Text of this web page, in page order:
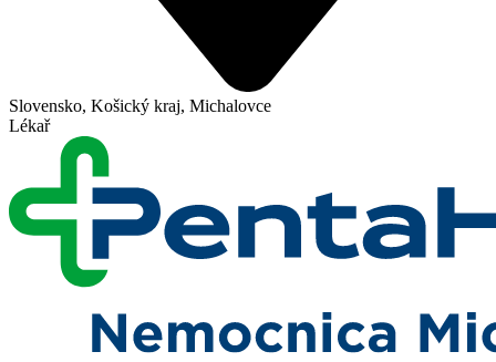
Slovensko, Košický kraj, Michalovce
Lékař